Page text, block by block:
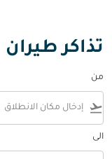
تذاكر
من
flight_takeoff
الى